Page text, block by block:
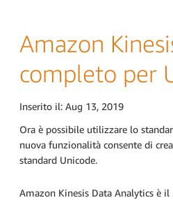
Amazon
completo per
Inserito il: Aug 13, 2019
Ora è possibile utilizzare lo
nuova funzionalità consente di
standard Unicode.
Amazon Kinesis Data Analytics è